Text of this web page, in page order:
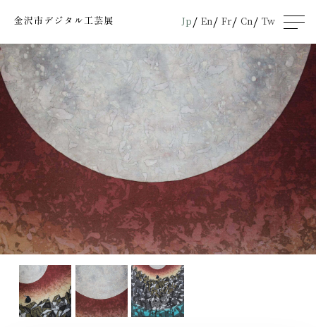
Jp En Fr Cn Tw
men
u